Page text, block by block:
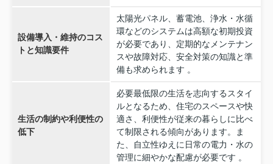
設備導入・維持のコス
トと知識要件
太陽光パネル、蓄電池、浄水・水循
環などのシステムは高額な初期投資
が必要であり、定期的なメンテナン
スや故障対応、安全対策の知識と準
備も求められます 。
生活の制約や利便性の
低下
必要最低限の生活を志向するスタイ
ルとなるため、住宅のスペースや快
適さ、利便性が従来の暮らしに比べ
て制限される傾向があります。ま
た、自立性ゆえに日常の電力・水の
管理に細やかな配慮が必要です 。